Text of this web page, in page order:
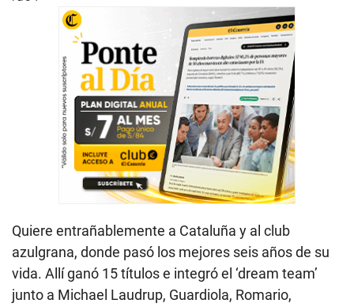
Quiere entrañablemente a Cataluña y al club
azulgrana, donde pasó los mejores seis años de su
vida. Allí ganó 15 títulos e integró el ‘dream team’
junto a Michael Laudrup, Guardiola, Romario,